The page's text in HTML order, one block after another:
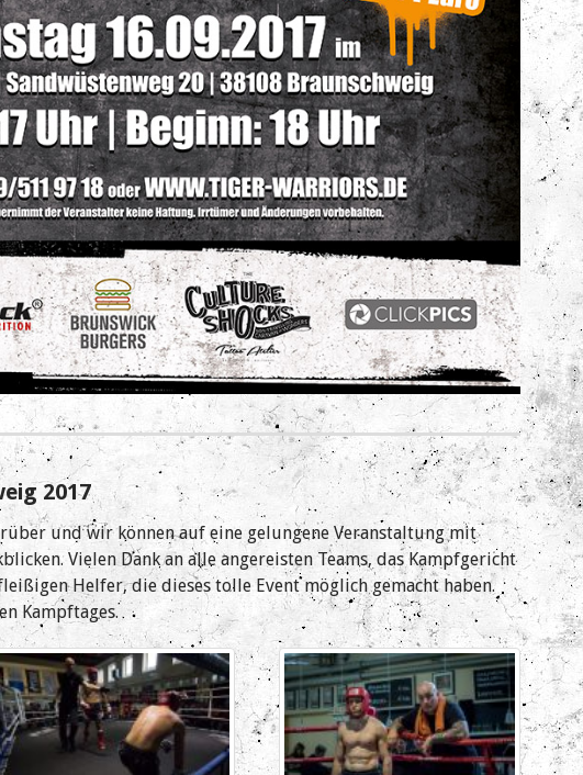
2017
und wir können auf eine gelungene Veranstaltung mit
Vielen Dank an alle angereisten Teams, das Kampfgericht
Helfer, die dieses tolle Event möglich gemacht haben.
Kampftages.